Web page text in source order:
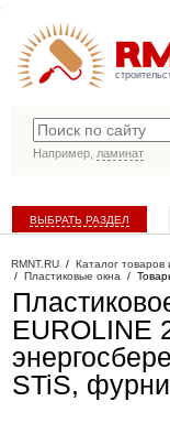
Например, ламинат
ВЫБРАТЬ РАЗДЕЛ
RMNT.RU / Каталог товаров
/ Пластиковые окна /
EUROLINE
STiS,